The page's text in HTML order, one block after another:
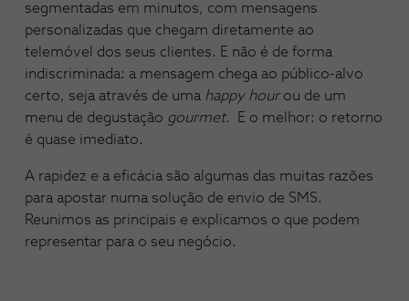
segmentadas em minutos, com mensagens
personalizadas que chegam diretamente ao
telemóvel dos seus clientes. E não é de forma
indiscriminada: a mensagem chega ao público-alvo
certo, seja através de uma happy hourou de um
menu de degustação gourmet. E o melhor: o retorno
é quase imediato.
A rapidez e a eficácia são algumas das muitas razões
para apostar numa solução de envio de SMS.
Reunimos as principais e explicamos o que podem
representar para o seu negócio.